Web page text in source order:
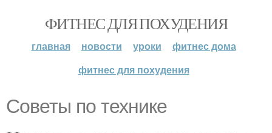
ФИТНЕС ДЛЯ ПОХУДЕНИЯ
главная новости уроки
фитнес дома
фитнес для похудения
Советы по технике